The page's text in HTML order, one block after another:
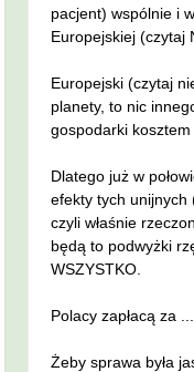
pacjent) wspólnie i
Europejskiej (czytaj
Europejski (czytaj
planety, to nic
gospodarki kosztem
Dlatego już w
efekty tych unijnych
czyli właśnie
będą to podwyżki
WSZYSTKO.
Polacy zapłacą za
Żeby sprawa była